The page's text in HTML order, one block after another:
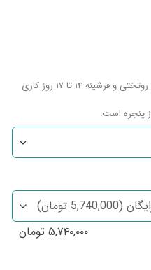
تحویل محصول پرده ۱۰ تا ۱۲ روز کاری و روتختی و فرشینه ۱۴ تا ۱۷ روز کاری
۵,۷۴۰,۰۰۰ تومان